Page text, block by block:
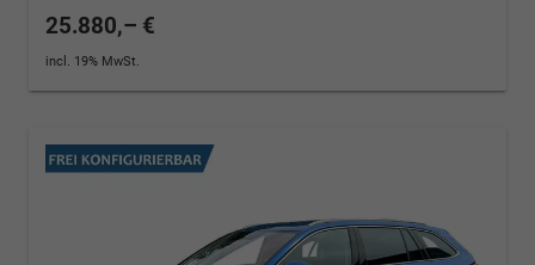
25.880,– €
incl. 19% MwSt.